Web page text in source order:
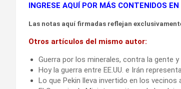
INGRESE AQUÍ POR MÁS CONTENIDOS
Las notas aquí firmadas reflejan
Otros artículos del mismo autor:
Guerra por los minerales, contra la gente y
Hoy la guerra entre EE.UU. e Irán
Lo que Pekin lleva invertido en los vecinos